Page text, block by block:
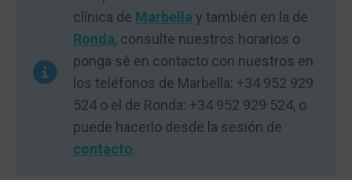
clínica de Marbella y también en la de
Ronda, consulte nuestros horarios o
ponga sé en contacto con nuestros en
los teléfonos de Marbella: +34 952 929
524 o el de Ronda: +34 952 929 524, o
puede hacerlo desde la sesión de
contacto.